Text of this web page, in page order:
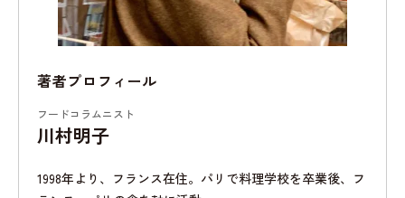
著者プロフィール
フードコラムニスト
川村明子
1998年より、フランス在住。パリで料理学校を卒業後、フ